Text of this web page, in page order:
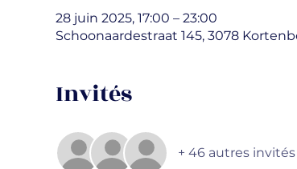
28 juin 2025, 17:00 – 23:00
Schoonaardestraat 145, 3078
Invités
+ 46 autres invités